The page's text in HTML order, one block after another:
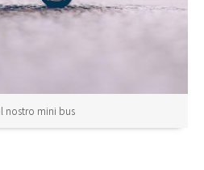
nostro mini bus